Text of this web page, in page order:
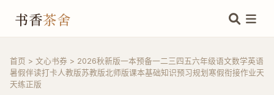
书香茶舍
首页 > 文心书券 > 2026秋新版一本预备一二三四五六年级语文数学英语
暑假伴读打卡人教版苏教版北师版课本基础知识预习规划寒假衔接作业天
天练正版